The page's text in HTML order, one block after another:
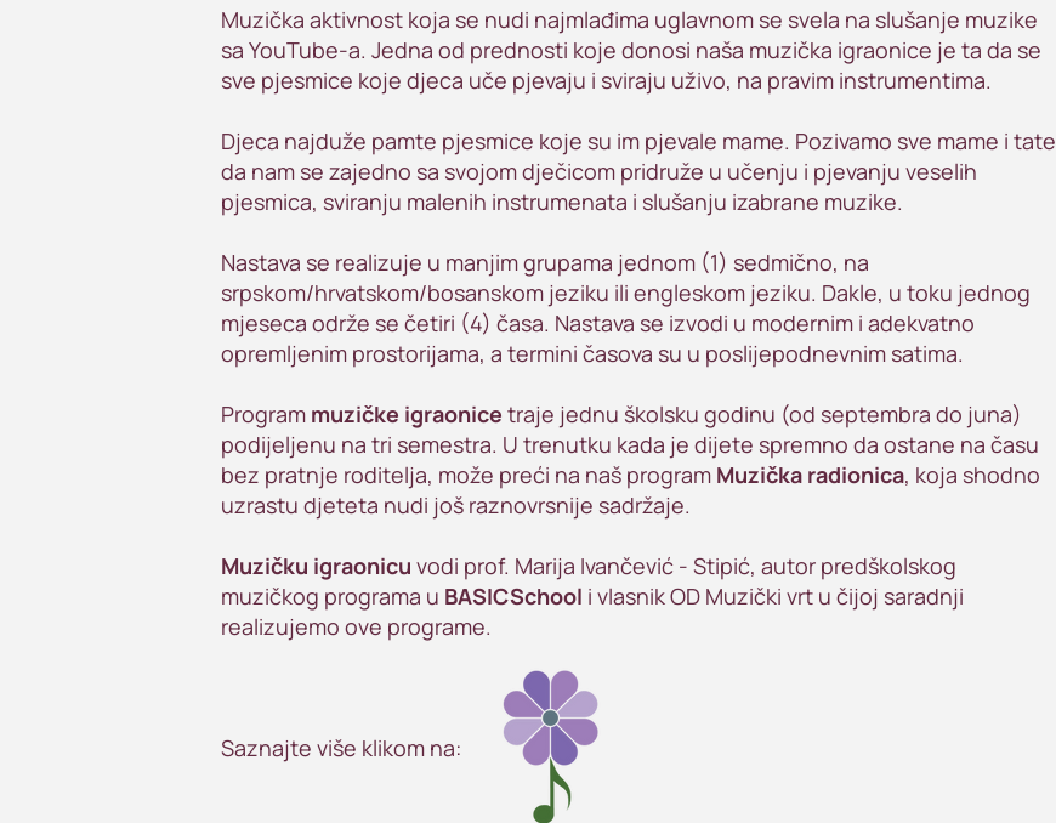
Muzička aktivnost koja se nudi najmlađima uglavnom se svela na slušanje muzike
sa YouTube-a. Jedna od prednosti koje donosi naša muzička igraonice je ta da se
sve pjesmice koje djeca uče pjevaju i sviraju uživo, na pravim instrumentima.
Djeca najduže pamte pjesmice koje su im pjevale mame. Pozivamo sve mame i tate
da nam se zajedno sa svojom dječicom pridruže u učenju i pjevanju veselih
pjesmica, sviranju malenih instrumenata i slušanju izabrane muzike.
Nastava se realizuje u manjim grupama jednom (1) sedmično, na
srpskom/hrvatskom/bosanskom jeziku ili engleskom jeziku. Dakle, u toku jednog
mjeseca održe se četiri (4) časa. Nastava se izvodi u modernim i adekvatno
opremljenim prostorijama, a termini časova su u poslijepodnevnim satima.
Program muzičke igraonice traje jednu školsku godinu (od septembra do juna)
podijeljenu na tri semestra. U trenutku kada je dijete spremno da ostane na času
bez pratnje roditelja, može preći na naš program Muzička radionica, koja shodno
uzrastu djeteta nudi još raznovrsnije sadržaje.
Muzičku igraonicu vodi prof. Marija Ivančević - Stipić, autor predškolskog
muzičkog programa u BASICSchool i vlasnik OD Muzički vrt u čijoj saradnji
realizujemo ove programe.
Saznajte više klikom na: